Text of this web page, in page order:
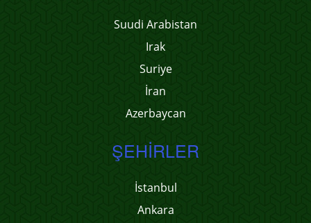
Suudi Arabistan
Irak
Suriye
İran
Azerbaycan
ŞEHIRLER
İstanbul
Ankara